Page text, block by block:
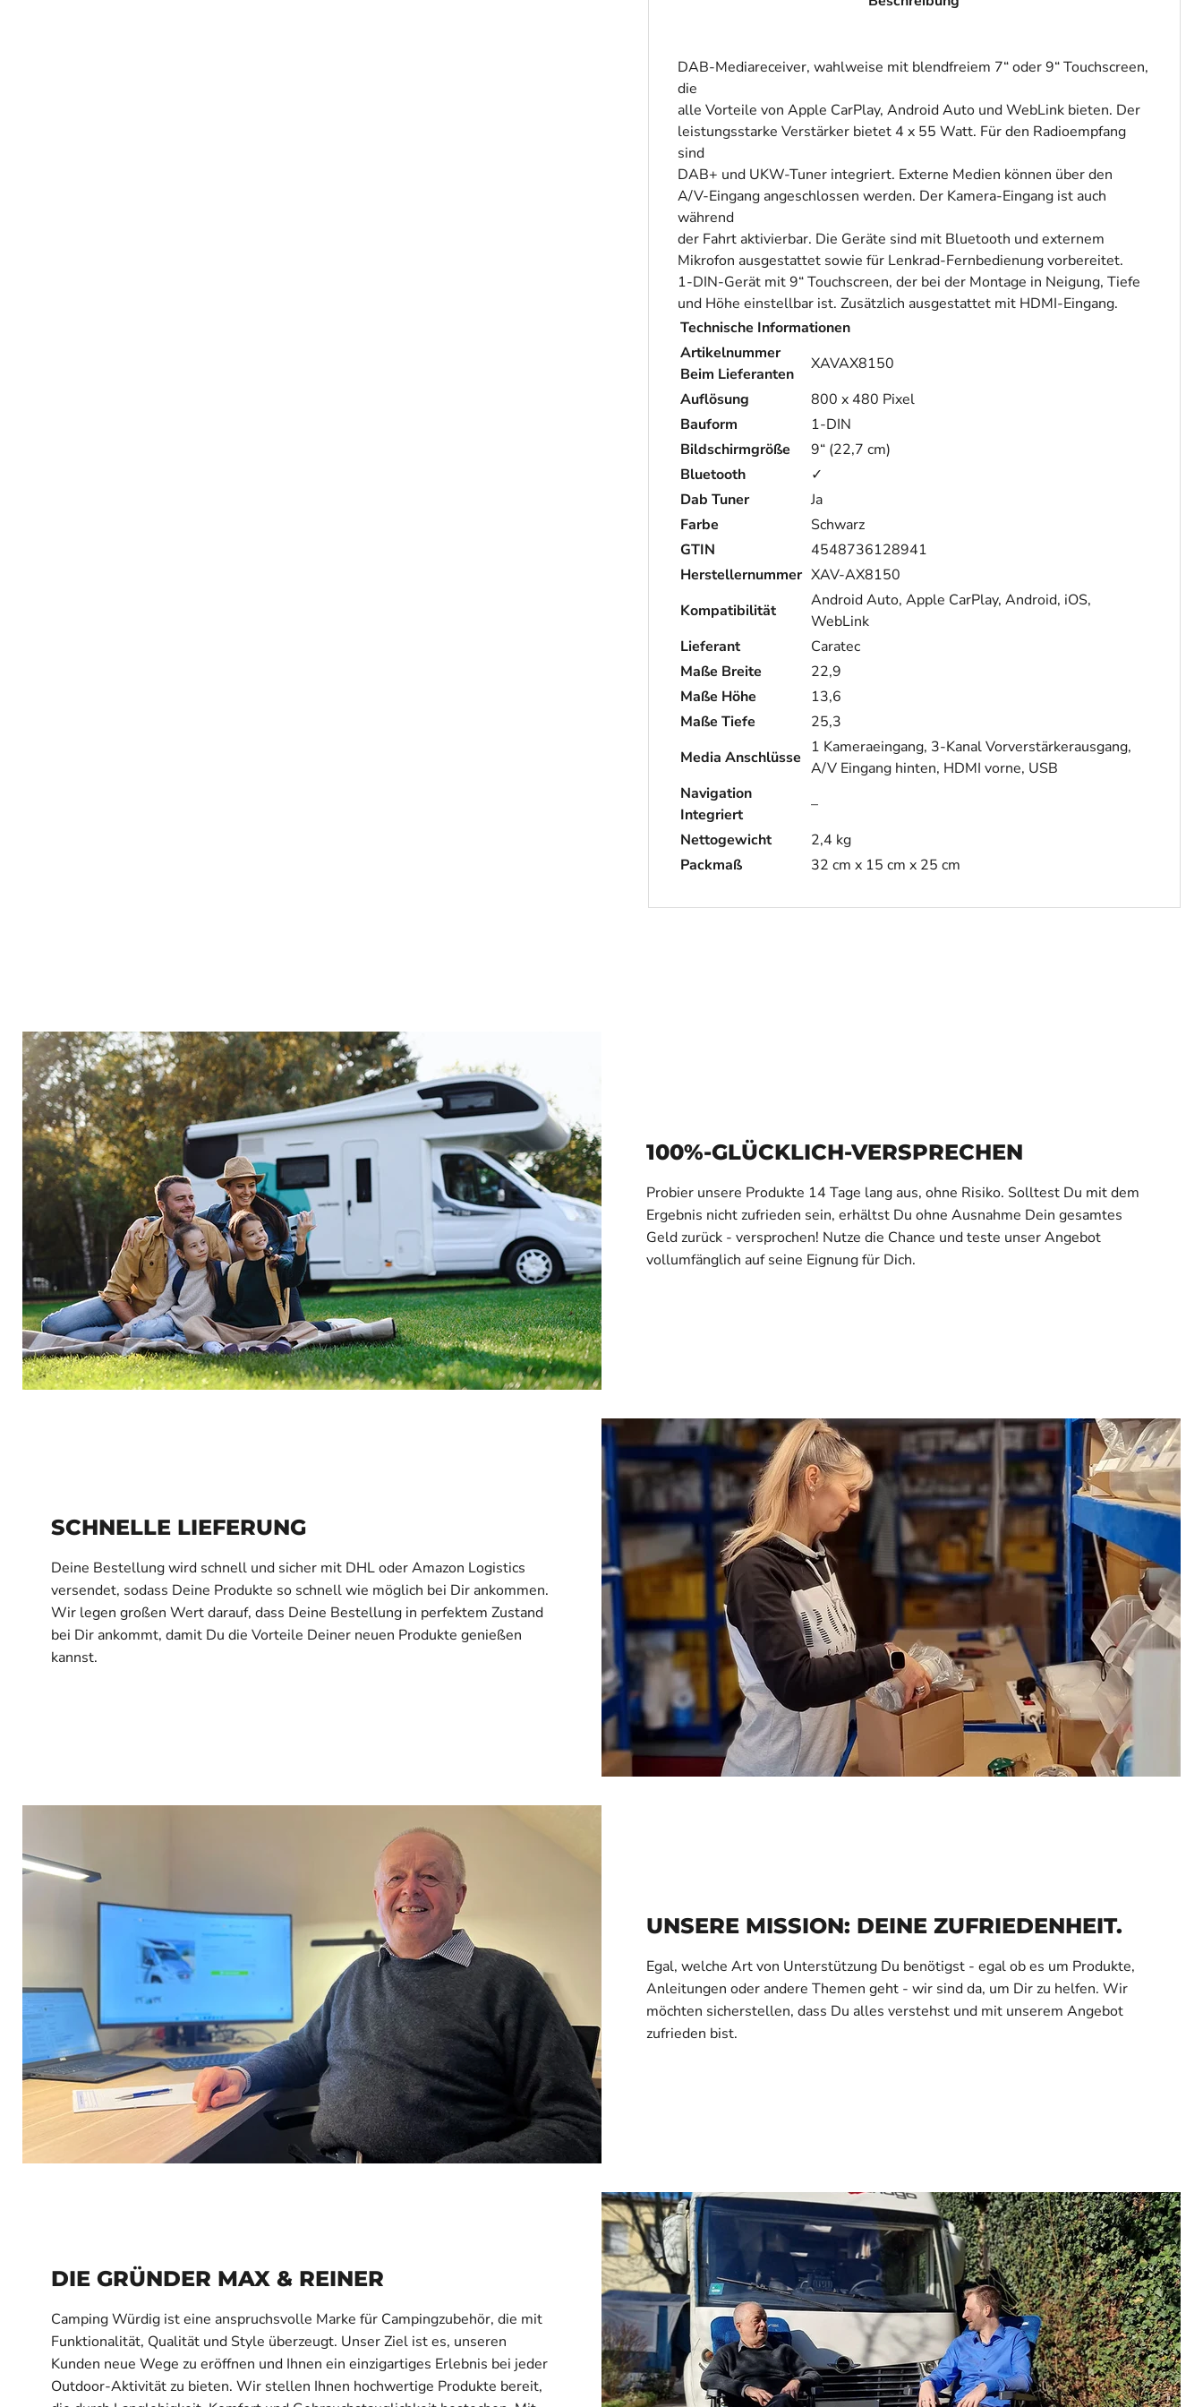
DAB-Mediareceiver, wahlweise mit blendfreiem 7“ oder 9“ Touchscreen,
die
alle Vorteile von Apple CarPlay, Android Auto und WebLink bieten. Der
leistungsstarke Verstärker bietet 4 x 55 Watt. Für den Radioempfang
sind
DAB+ und UKW-Tuner integriert. Externe Medien können über den
A/V-Eingang angeschlossen werden. Der Kamera-Eingang ist auch
während
der Fahrt aktivierbar. Die Geräte sind mit Bluetooth und externem
Mikrofon ausgestattet sowie für Lenkrad-Fernbedienung vorbereitet.
1-DIN-Gerät mit 9“ Touchscreen, der bei der Montage in Neigung, Tiefe
und Höhe einstellbar ist. Zusätzlich ausgestattet mit HDMI-Eingang.
Technische Informationen
Artikelnummer
Beim Lieferanten
XAVAX8150
Auflösung
800 x 480 Pixel
Bauform
1-DIN
Bildschirmgröße
9“ (22,7 cm)
Bluetooth
✓
Dab Tuner
Ja
Farbe
Schwarz
GTIN
4548736128941
Herstellernummer XAV-AX8150
Kompatibilität
Android Auto, Apple CarPlay, Android, iOS,
WebLink
Lieferant
Caratec
Maße Breite
22,9
Maße Höhe
13,6
Maße Tiefe
25,3
Media Anschlüsse
1 Kameraeingang, 3-Kanal Vorverstärkerausgang,
A/V Eingang hinten, HDMI vorne, USB
Navigation
Integriert
–
Nettogewicht
2,4 kg
Packmaß
32 cm x 15 cm x 25 cm
100%-GLÜCKLICH-VERSPRECHEN
Probier unsere Produkte 14 Tage lang aus, ohne Risiko. Solltest Du mit dem
Ergebnis nicht zufrieden sein, erhältst Du ohne Ausnahme Dein gesamtes
Geld zurück - versprochen! Nutze die Chance und teste unser Angebot
vollumfänglich auf seine Eignung für Dich.
SCHNELLE LIEFERUNG
Deine Bestellung wird schnell und sicher mit DHL oder Amazon Logistics
versendet, sodass Deine Produkte so schnell wie möglich bei Dir ankommen.
Wir legen großen Wert darauf, dass Deine Bestellung in perfektem Zustand
bei Dir ankommt, damit Du die Vorteile Deiner neuen Produkte genießen
kannst.
UNSERE MISSION: DEINE ZUFRIEDENHEIT.
Egal, welche Art von Unterstützung Du benötigst - egal ob es um Produkte,
Anleitungen oder andere Themen geht - wir sind da, um Dir zu helfen. Wir
möchten sicherstellen, dass Du alles verstehst und mit unserem Angebot
zufrieden bist.
DIE GRÜNDER MAX & REINER
Camping Würdig ist eine anspruchsvolle Marke für Campingzubehör, die mit
Funktionalität, Qualität und Style überzeugt. Unser Ziel ist es, unseren
Kunden neue Wege zu eröffnen und Ihnen ein einzigartiges Erlebnis bei jeder
Outdoor-Aktivität zu bieten. Wir stellen Ihnen hochwertige Produkte bereit,